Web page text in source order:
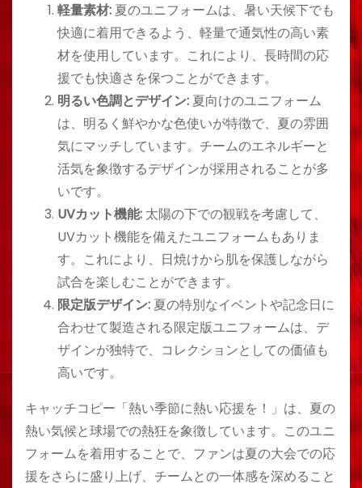
軽量素材: 夏のユニフォームは、暑い天候下でも
快適に着用できるよう、軽量で通気性の高い素
材を使用しています。これにより、長時間の応
援でも快適さを保つことができます。
明るい色調とデザイン: 夏向けのユニフォーム
は、明るく鮮やかな色使いが特徴で、夏の雰囲
気にマッチしています。チームのエネルギーと
活気を象徴するデザインが採用されることが多
いです。
UVカット機能: 太陽の下での観戦を考慮して、
UVカット機能を備えたユニフォームもありま
す。これにより、日焼けから肌を保護しながら
試合を楽しむことができます。
限定版デザイン: 夏の特別なイベントや記念日に
合わせて製造される限定版ユニフォームは、デ
ザインが独特で、コレクションとしての価値も
高いです。
キャッチコピー「熱い季節に熱い応援を！」は、夏の
熱い気候と球場での熱狂を象徴しています。このユニ
フォームを着用することで、ファンは夏の大会での応
援をさらに盛り上げ、チームとの一体感を深めること